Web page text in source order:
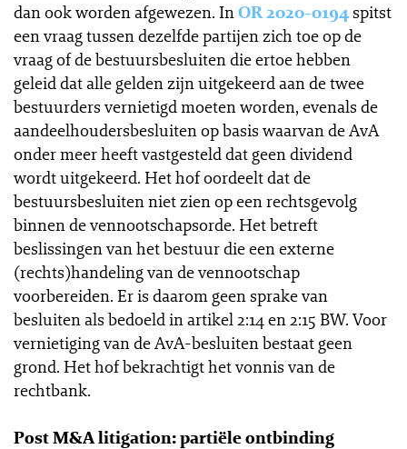
dan ook worden afgewezen. InOR 2020-0194spitst
een vraag tussen dezelfde partijen zich toe op de
vraag of de bestuursbesluiten die ertoe hebben
geleid dat alle gelden zijn uitgekeerd aan de twee
bestuurders vernietigd moeten worden, evenals de
aandeelhoudersbesluiten op basis waarvan de AvA
onder meer heeft vastgesteld dat geen dividend
wordt uitgekeerd. Het hof oordeelt dat de
bestuursbesluiten niet zien op een rechtsgevolg
binnen de vennootschapsorde. Het betreft
beslissingen van het bestuur die een externe
(rechts)handeling van de vennootschap
voorbereiden. Er is daarom geen sprake van
besluiten als bedoeld in artikel 2:14 en 2:15 BW. Voor
vernietiging van de AvA-besluiten bestaat geen
grond. Het hof bekrachtigt het vonnis van de
rechtbank.
Post M&A litigation: partiële ontbinding